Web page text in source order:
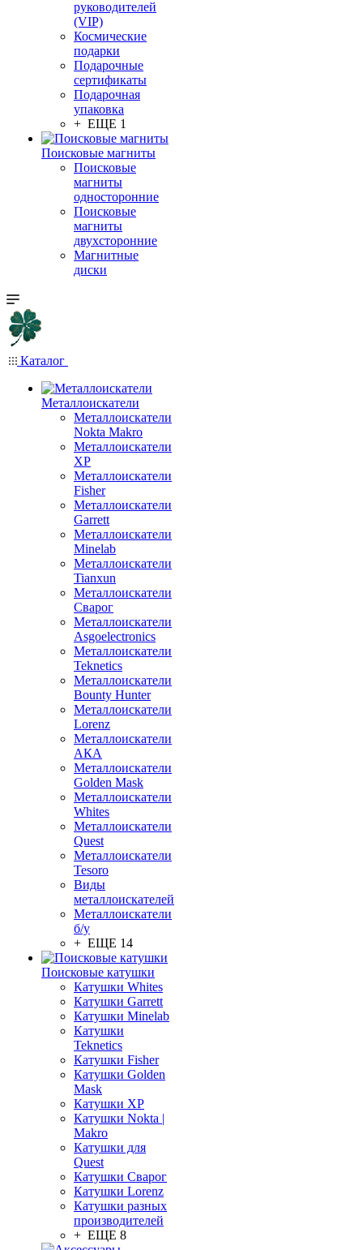
руководителей
(VIP)
Космические
подарки
Подарочные
сертификаты
Подарочная
упаковка
+ ЕЩЕ 1
Поисковые магниты
Поисковые
магниты
односторонние
Поисковые
магниты
двухсторонние
Магнитные
диски
Каталог
Металлоискатели
Металлоискатели
Nokta Makro
Металлоискатели
XP
Металлоискатели
Fisher
Металлоискатели
Garrett
Металлоискатели
Minelab
Металлоискатели
Tianxun
Металлоискатели
Сварог
Металлоискатели
Asgoelectronics
Металлоискатели
Teknetics
Металлоискатели
Bounty Hunter
Металлоискатели
Lorenz
Металлоискатели
АКА
Металлоискатели
Golden Mask
Металлоискатели
Whites
Металлоискатели
Quest
Металлоискатели
Tesoro
Виды
металлоискателей
Металлоискатели
б/у
+ ЕЩЕ 14
Поисковые катушки
Катушки Whites
Катушки Garrett
Катушки Minelab
Катушки
Teknetics
Катушки Fisher
Катушки Golden
Mask
Катушки XP
Катушки Nokta |
Makro
Катушки для
Quest
Катушки Сварог
Катушки Lorenz
Катушки разных
производителей
+ ЕЩЕ 8